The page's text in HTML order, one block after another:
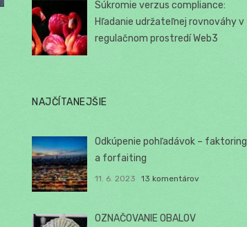
Súkromie verzus compliance:
Hľadanie udržateľnej rovnováhy v
regulačnom prostredí Web3
NAJČÍTANEJŠIE
Odkúpenie pohľadávok – faktoring
a forfaiting
11. 6. 2023 13 komentárov
OZNAČOVANIE OBALOV